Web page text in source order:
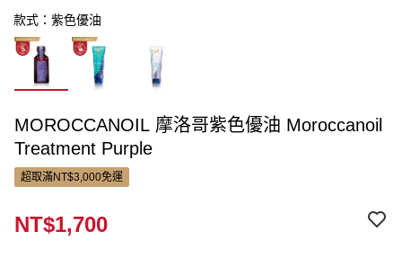
款式：紫色優油
MOROCCANOIL 摩洛哥紫色優油 Moroccanoil
Treatment Purple
超取滿NT$3,000免運
NT$1,700